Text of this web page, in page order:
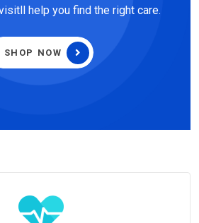
help you find the right care.
SHOP NOW